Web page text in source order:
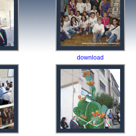
download